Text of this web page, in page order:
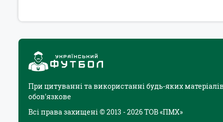
При цитуванні та використанні будь-яких
обов'язкове
Всі права захищені © 2013 - 2026 ТОВ «ПМХ»